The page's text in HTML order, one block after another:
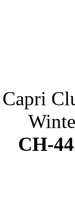
Capri
CH-